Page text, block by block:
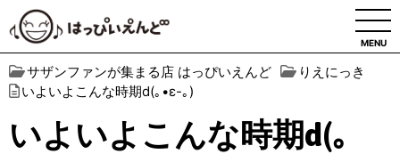
MENU
サザンファンが集まる店 はっぴいえんど
りえにっき
いよいよこんな時期d(｡•ε-｡)
いよいよこんな時期d(｡